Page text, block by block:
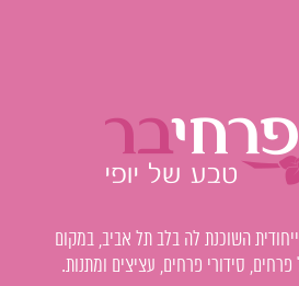
השוכנת לה בלב תל אביב, במקום
סידורי פרחים, עציצים ומתנות.